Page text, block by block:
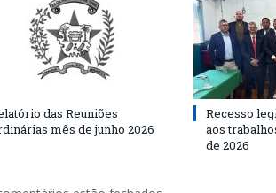
das Reuniões
mês de junho 2026
Recesso
aos
de 2026